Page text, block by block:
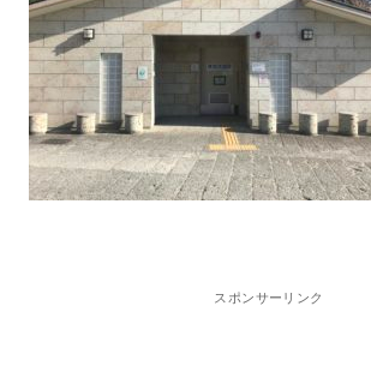
スポンサーリンク